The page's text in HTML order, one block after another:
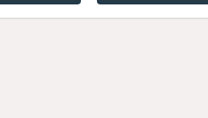
- 21:00
- 20:00